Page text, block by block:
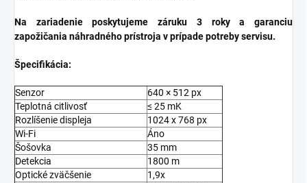
Na zariadenie poskytujeme záruku 3 roky a garanciu
zapožičania náhradného prístroja v prípade potreby servisu.
Špecifikácia:
Senzor
640 × 512 px
Teplotná citlivosť
≤ 25 mK
Rozlíšenie displeja
1024 x 768 px
Wi-Fi
Áno
Šošovka
35 mm
Detekcia
1800 m
Optické zväčšenie
1,9x